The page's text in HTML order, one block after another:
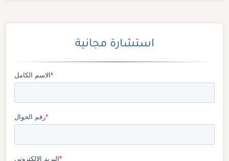
استشارة مجانية